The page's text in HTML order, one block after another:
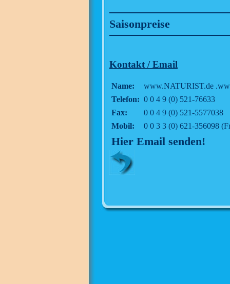
Saisonpreise
Kontakt / Email
Name:
www.NATURIST.de
Telefon: 0 0 4 9 (0) 521-76633
Fax:
0 0 4 9 (0) 521-5577038
Mobil:
0 0 3 3 (0) 621-356098
Hier Email senden!